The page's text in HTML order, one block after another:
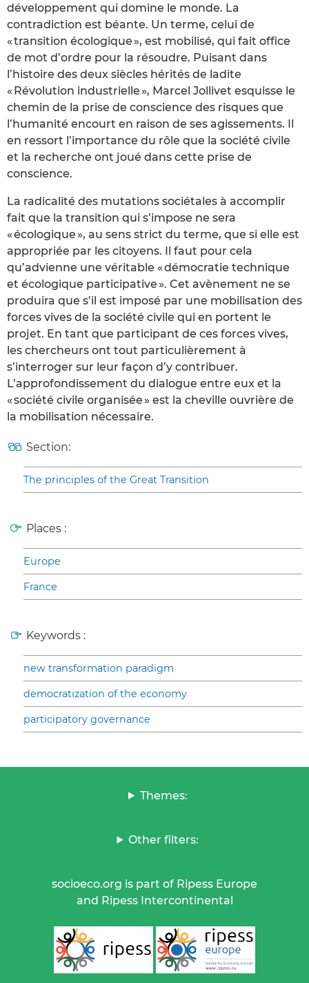
développement qui domine le monde. La
contradiction est béante. Un terme, celui de
« transition écologique », est mobilisé, qui fait office
de mot d’ordre pour la résoudre. Puisant dans
l’histoire des deux siècles hérités de ladite
« Révolution industrielle », Marcel Jollivet esquisse le
chemin de la prise de conscience des risques que
l’humanité encourt en raison de ses agissements. Il
en ressort l’importance du rôle que la société civile
et la recherche ont joué dans cette prise de
conscience.
La radicalité des mutations sociétales à accomplir
fait que la transition qui s’impose ne sera
« écologique », au sens strict du terme, que si elle est
appropriée par les citoyens. Il faut pour cela
qu’advienne une véritable « démocratie technique
et écologique participative ». Cet avènement ne se
produira que s’il est imposé par une mobilisation des
forces vives de la société civile qui en portent le
projet. En tant que participant de ces forces vives,
les chercheurs ont tout particulièrement à
s’interroger sur leur façon d’y contribuer.
L’approfondissement du dialogue entre eux et la
« société civile organisée » est la cheville ouvrière de
la mobilisation nécessaire.
Section:
The principles of the Great Transition
Places :
Europe
France
Keywords :
new transformation paradigm
democratization of the economy
participatory governance
Themes:
Other filters:
socioeco.org is part of Ripess Europe
and Ripess Intercontinental